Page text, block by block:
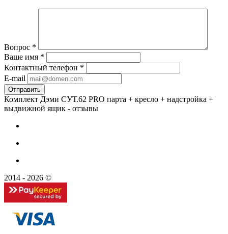
Вопрос *
Ваше имя *
Контактный телефон *
E-mail
Комплект Дэми СУТ.62 PRO парта + кресло + надстройка +
выдвижной ящик - отзывы
2014 - 2026 ©